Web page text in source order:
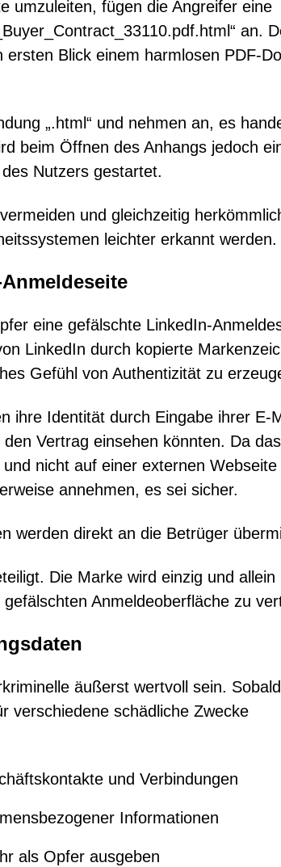
umzuleiten, fügen die Angreifer eine
an.
Blick einem harmlosen PDF-
„.html“ und nehmen an, es
beim Öffnen des Anhangs jedoch
Nutzers gestartet.
und gleichzeitig
leichter erkannt werden.
eine gefälschte LinkedIn-
LinkedIn durch kopierte
Gefühl von Authentizität zu
ihre Identität durch Eingabe ihrer E-
Vertrag einsehen könnten. Da das
nicht auf einer externen Webseite
annehmen, es sei sicher.
werden direkt an die Betrüger
Die Marke wird einzig und allein
Anmeldeoberfläche zu
äußerst wertvoll sein. Sobald
verschiedene schädliche Zwecke
und Verbindungen
Informationen
als Opfer ausgeben